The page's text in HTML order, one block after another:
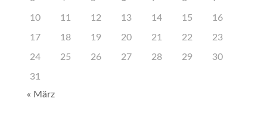
10 11 12 13 14 15 16
17 18 19 20 21 22 23
24 25 26 27 28 29 30
31
« März